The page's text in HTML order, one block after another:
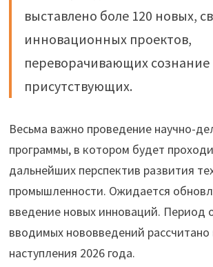
выставлено боле 120 новых,
инновационных проектов,
переворачивающих сознание
присутствующих.
Весьма важно проведение научно-
программы, в котором будет
дальнейших перспектив развития
промышленности. Ожидается
введение новых инноваций. Период
вводимых нововведений
наступления 2026 года.